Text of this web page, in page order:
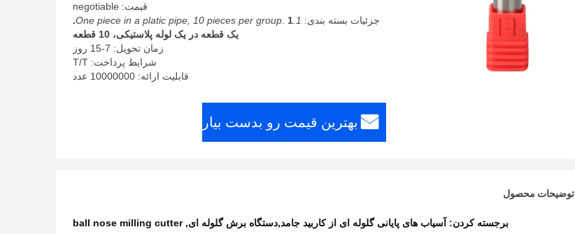
قیمت: negotiable
جزئیات بسته بندی: 1.One piece in a platic pipe, 10 pieces per group.
1.
یک قطعه در یک لوله پلاستیکی، 10 قطعه
زمان تحویل: 7-15 روز
شرایط پرداخت: T/T
قابلیت ارائه: 10000000 عدد
بهترین قیمت رو بدست بیار
توضیحات محصول
برجسته کردن: آسیاب های پایانی گلوله ای از کاربید جامد,دستگاه برش گلوله ای,
ball nose milling cutter